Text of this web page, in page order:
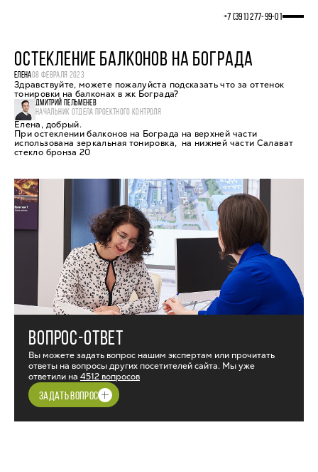
+7 (391) 277‒99‒01
ОСТЕКЛЕНИЕ БАЛКОНОВ НА БОГРАДА
ЕЛЕНА08 ФЕВРАЛЯ 2023
Здравствуйте, можете пожалуйста подсказать что за оттенок
тонировки на балконах в жк Бограда?
ДМИТРИЙ ПЕЛЬМЕНЕВ
НАЧАЛЬНИК ОТДЕЛА ПРОЕКТНОГО КОНТРОЛЯ
Елена, добрый.
При остеклении балконов на Бограда на верхней части
использована зеркальная тонировка, на нижней части Салават
стекло бронза 20
ВОПРОС-ОТВЕТ
Вы можете задать вопрос нашим экспертам или прочитать
ответы на вопросы других посетителей сайта. Мы уже
ответили на 4512 вопросов
ЗАДАТЬ ВОПРОС